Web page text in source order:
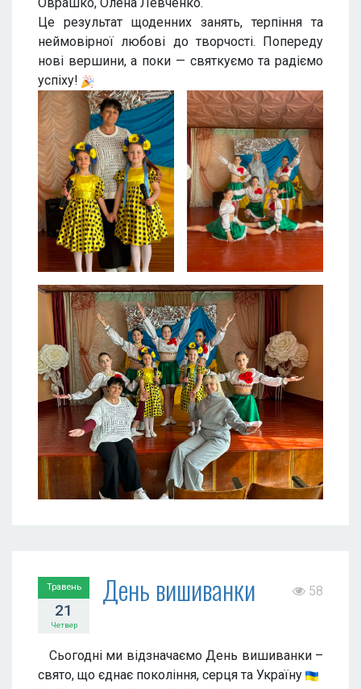
Це результат щоденних занять, терпіння та
неймовірної любові до творчості. Попереду
нові вершини, а поки — святкуємо та радіємо
успіху!
Травень
21
Четвер
День вишиванки 58
Сьогодні ми відзначаємо День вишиванки –
свято, що єднає покоління, серця та Україну